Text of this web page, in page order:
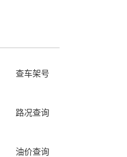
查车架号
路况查询
油价查询